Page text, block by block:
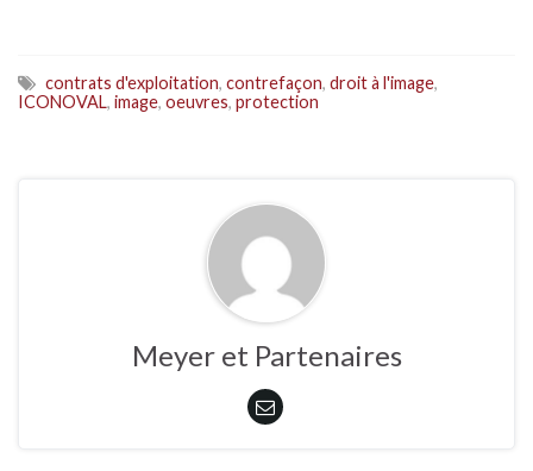
contrats d'exploitation, contrefaçon, droit à l'image,
ICONOVAL, image, oeuvres, protection
Meyer et Partenaires